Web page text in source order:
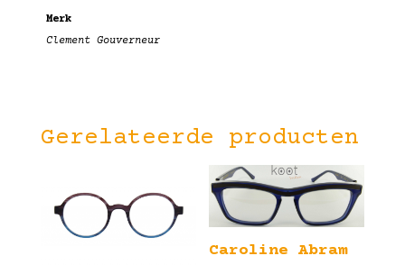
Merk
Clement Gouverneur
Gerelateerde producten
Caroline Abram